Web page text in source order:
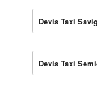
Devis Taxi
Devis Taxi